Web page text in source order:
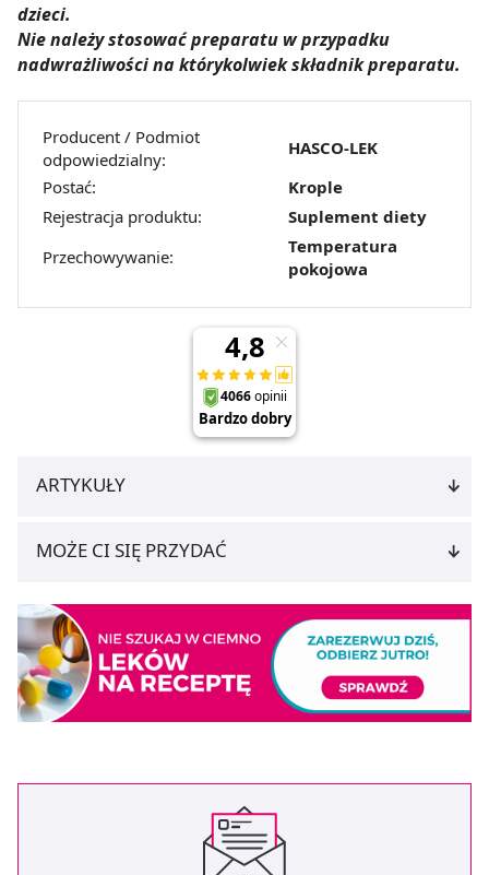
dzieci.
Nie należy stosować preparatu w przypadku
nadwrażliwości na którykolwiek składnik preparatu.
Producent / Podmiot
odpowiedzialny:
HASCO-LEK
Postać:
Krople
Rejestracja produktu:
Suplement diety
Przechowywanie:
Temperatura
pokojowa
ARTYKUŁY
MOŻE CI SIĘ PRZYDAĆ